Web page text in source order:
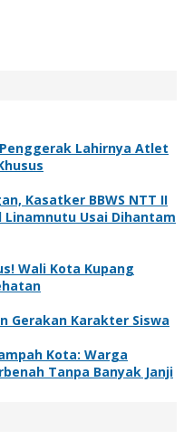
Lahirnya Atlet
Kasatker BBWS NTT II
Usai Dihantam
Wali Kota Kupang
Gerakan Karakter Siswa
Kota: Warga
Tanpa Banyak Janji